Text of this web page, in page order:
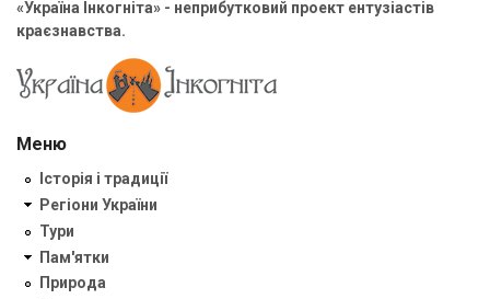
«Україна Інкогніта» - неприбутковий проект ентузіастів
краєзнавства.
Меню
Історія і традиції
Регіони України
Тури
Пам'ятки
Природа